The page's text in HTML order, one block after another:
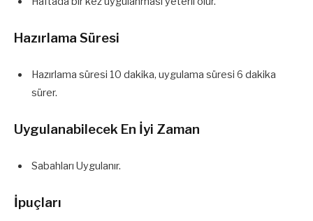
Hazırlama Süresi
Hazırlama süresi 10 dakika, uygulama süresi 6 dakika
sürer.
Uygulanabilecek En İyi Zaman
Sabahları Uygulanır.
İpuçları